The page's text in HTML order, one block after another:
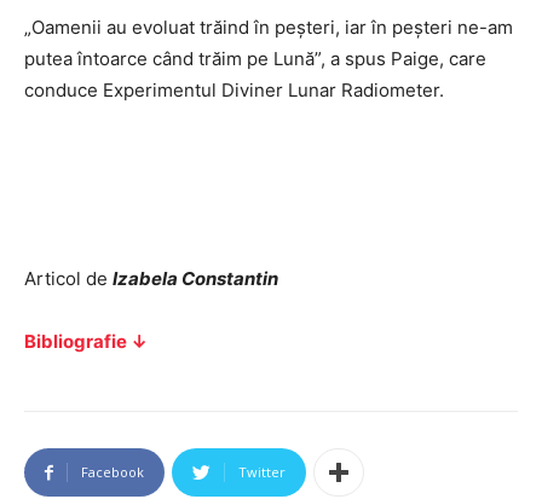
„Oamenii au evoluat trăind în peșteri, iar în peșteri ne-am
putea întoarce când trăim pe Lună”, a spus Paige, care
conduce Experimentul Diviner Lunar Radiometer.
Articol de Izabela Constantin
Bibliografie ↓
Facebook Twitter